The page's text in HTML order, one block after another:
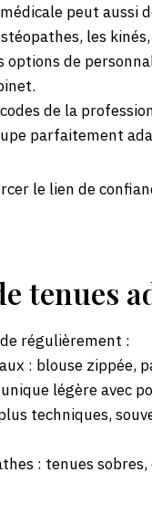
peut aussi
les
options de
de la
parfaitement
le lien de
tenues
régulièrement :
: blouse zippée,
légère avec
techniques,
: tenues